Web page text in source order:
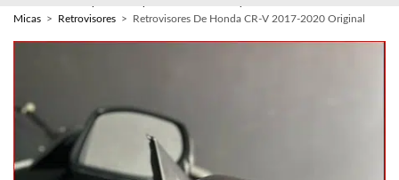
Micas
Retrovisores Retrovisores De Honda CR-V 2017-2020 Original